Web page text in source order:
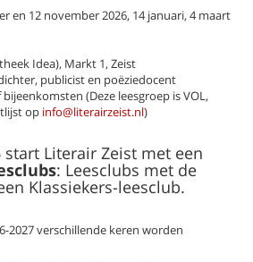
en 12 november 2026, 14 januari, 4 maart
Idea), Markt 1, Zeist
publicist en poëziedocent
(Deze leesgroep is VOL,
op info@literairzeist.nl)
start Literair Zeist met een
: Leesclubs met de
Klassiekers-leesclub.
2027 verschillende keren worden